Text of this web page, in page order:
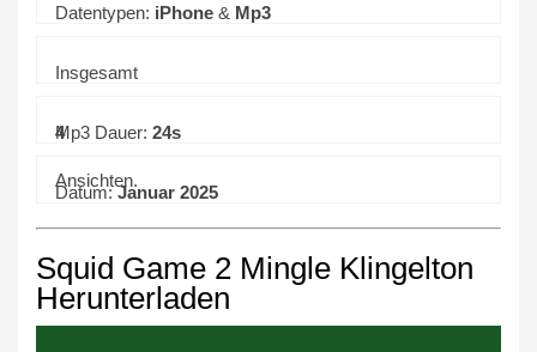
Datentypen: iPhone & Mp3
Insgesamt
4
Ansichten.
Mp3 Dauer: 24s
Datum:Januar 2025
Squid Game 2 Mingle Klingelton
Herunterladen